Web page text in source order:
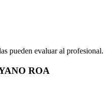
pueden evaluar al profesional.
ROA